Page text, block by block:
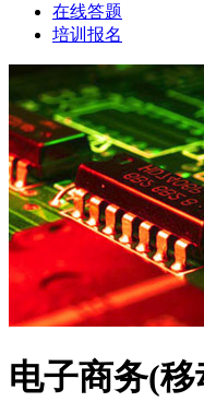
在线答题
培训报名
电子商务(